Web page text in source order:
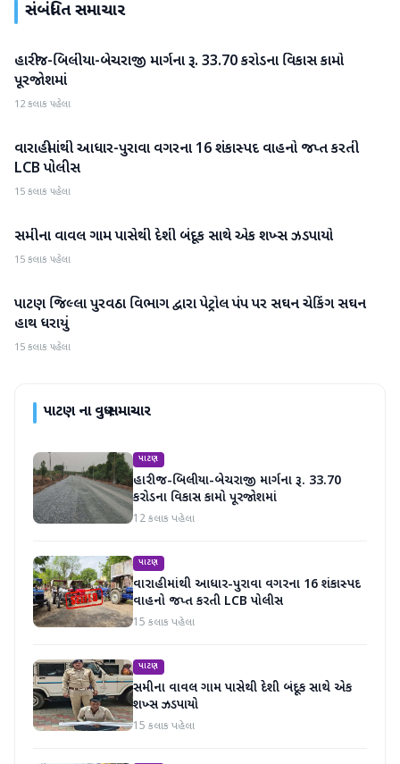
સંબંધિત સમાચાર
પાટણ
હારીજ-બિલીયા-બેચરાજી માર્ગના રૂ. 33.70 કરોડના વિકાસ કામો
પૂરજોશમાં
12 કલાક પહેલા
પાટણ
વારાહીમાંથી આધાર-પુરાવા વગરના 16 શંકાસ્પદ વાહનો જપ્ત કરતી
LCB પોલીસ
15 કલાક પહેલા
પાટણ
સમીના વાવલ ગામ પાસેથી દેશી બંદૂક સાથે એક શખ્સ ઝડપાયો
15 કલાક પહેલા
પાટણ
પાટણ જિલ્લા પુરવઠા વિભાગ દ્વારા પેટ્રોલ પંપ પર સઘન ચેકિંગ સઘન
હાથ ધરાયું
15 કલાક પહેલા
પાટણના વધુ સમાચાર
પાટણ
હારીજ-બિલીયા-બેચરાજી માર્ગના રૂ. 33.70
કરોડના વિકાસ કામો પૂરજોશમાં
12 કલાક પહેલા
પાટણ
વારાહીમાંથી આધાર-પુરાવા વગરના 16 શંકાસ્પદ
વાહનો જપ્ત કરતી LCB પોલીસ
15 કલાક પહેલા
પાટણ
સમીના વાવલ ગામ પાસેથી દેશી બંદૂક સાથે એક
શખ્સ ઝડપાયો
15 કલાક પહેલા